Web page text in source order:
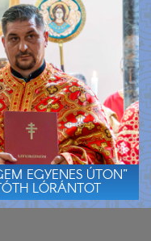
EGYENES ÚTON”
LÓRÁNTOT